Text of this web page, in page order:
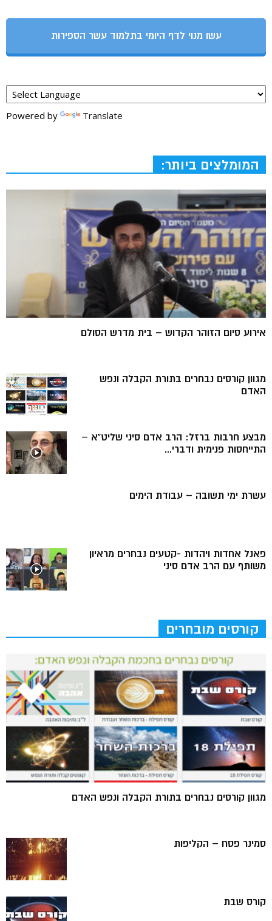
עשו מנוי לדף היומי בתלמוד עשר הספירות
Powered by Translate
המומלצים ביותר:
אירוע סיום הזוהר הקדוש – בית מדרש הסולם
מגוון קורסים נבחרים בתורת הקבלה ונפש
האדם
מבצע חרבות ברזל: הרב אדם סיני שליט”א –
התייחסות פנימית ודברי...
עשרת ימי תשובה – עבודת הימים
פאנל אחדות ויהדות -קטעים נבחרים מראיון
משותף עם הרב אדם סיני
קורסים מובחרים
מגוון קורסים נבחרים בתורת הקבלה ונפש האדם
סמינר פסח – הקליפות
קורס שבת